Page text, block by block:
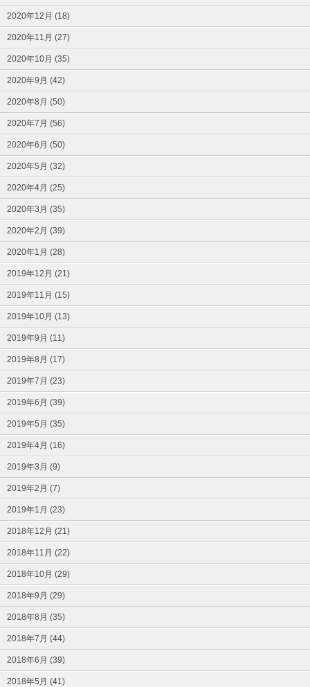
2020年12月 (18)
2020年11月 (27)
2020年10月 (35)
2020年9月 (42)
2020年8月 (50)
2020年7月 (56)
2020年6月 (50)
2020年5月 (32)
2020年4月 (25)
2020年3月 (35)
2020年2月 (39)
2020年1月 (28)
2019年12月 (21)
2019年11月 (15)
2019年10月 (13)
2019年9月 (11)
2019年8月 (17)
2019年7月 (23)
2019年6月 (39)
2019年5月 (35)
2019年4月 (16)
2019年3月 (9)
2019年2月 (7)
2019年1月 (23)
2018年12月 (21)
2018年11月 (22)
2018年10月 (29)
2018年9月 (29)
2018年8月 (35)
2018年7月 (44)
2018年6月 (39)
2018年5月 (41)